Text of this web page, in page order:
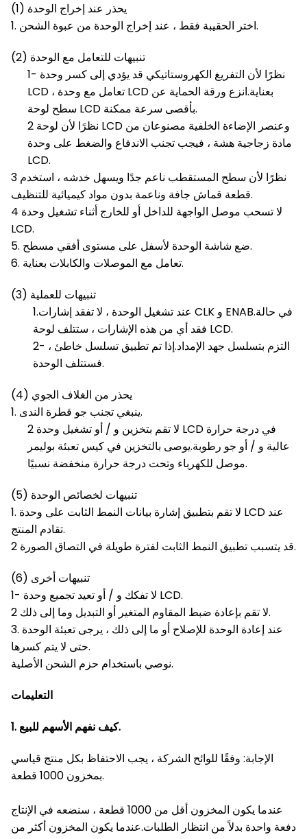
(1) يحذر عند إخراج الوحدة
1. اختر الحقيبة فقط ، عند إخراج الوحدة من عبوة الشحن.
(2) تنبيهات للتعامل مع الوحدة
1- نظرًا لأن التفريغ الكهروستاتيكي قد يؤدي إلى كسر وحدة
LCD ، تعامل مع وحدة LCD بعناية.انزع ورقة الحماية عن
سطح لوحة LCD بأقصى سرعة ممكنة.
2 نظرًا لأن لوحة LCD وعنصر الإضاءة الخلفية مصنوعان من
مادة زجاجية هشة ، فيجب تجنب الاندفاع والضغط على وحدة
LCD.
3 نظرًا لأن سطح المستقطب ناعم جدًا ويسهل خدشه ، استخدم
قطعة قماش جافة وناعمة بدون مواد كيميائية للتنظيف.
4 لا تسحب موصل الواجهة للداخل أو للخارج أثناء تشغيل وحدة
LCD.
5. ضع شاشة الوحدة لأسفل على مستوى أفقي مسطح.
6. تعامل مع الموصلات والكابلات بعناية.
(3) تنبيهات للعملية
1.عند تشغيل الوحدة ، لا تفقد إشارات CLK و ENAB.في حالة
فقد أي من هذه الإشارات ، ستتلف لوحة LCD.
2- التزم بتسلسل جهد الإمداد.إذا تم تطبيق تسلسل خاطئ ،
فستتلف الوحدة.
(4) يحذر من الغلاف الجوي
1. ينبغي تجنب جو قطرة الندى.
2 لا تقم بتخزين و / أو تشغيل وحدة LCD في درجة حرارة
عالية و / أو جو رطوبة.يوصى بالتخزين في كيس تعبئة بوليمر
موصل للكهرباء وتحت درجة حرارة منخفضة نسبيًا.
(5) تنبيهات لخصائص الوحدة
1. لا تقم بتطبيق إشارة بيانات النمط الثابت على وحدة LCD عند
تقادم المنتج.
2 قد يتسبب تطبيق النمط الثابت لفترة طويلة في التصاق الصورة.
(6) تنبيهات أخرى
1- لا تفكك و / أو تعيد تجميع وحدة LCD.
2 لا تقم بإعادة ضبط المقاوم المتغير أو التبديل وما إلى ذلك.
3. عند إعادة الوحدة للإصلاح أو ما إلى ذلك ، يرجى تعبئة الوحدة
حتى لا يتم كسرها.
نوصي باستخدام حزم الشحن الأصلية.
التعليمات
1. كيف نفهم الأسهم للبيع.
الإجابة: وفقًا للوائح الشركة ، يجب الاحتفاظ بكل منتج قياسي
بمخزون 1000 قطعة.
عندما يكون المخزون أقل من 1000 قطعة ، سنضعه في الإنتاج
دفعة واحدة بدلاً من انتظار الطلبات.عندما يكون المخزون أكثر من